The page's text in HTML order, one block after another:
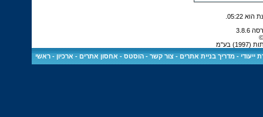
05:22
.
בע"מ
ייעודי -מדריך בניית אתרים -צור קשר -הוסטס - אחסון אתרים - ארכיון -ראשי